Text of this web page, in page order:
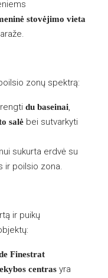
stovėjimo vieta
zonų spektrą:
du baseinai,
salė bei sutvarkyti
sukurta erdvė su
ir poilsio zona.
ir puikų
Finestrat
centras yra